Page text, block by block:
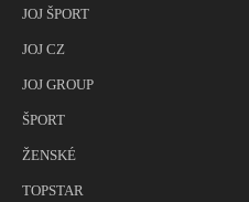
JOJ ŠPORT
JOJ CZ
JOJ GROUP
ŠPORT
ŽENSKÉ
TOPSTAR